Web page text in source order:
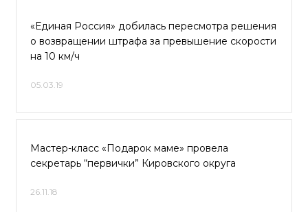
«Единая Россия» добилась пересмотра решения
о возвращении штрафа за превышение скорости
на 10 км/ч
05.03.19
Мастер-класс «Подарок маме» провела
секретарь “первички” Кировского округа
26.11.18